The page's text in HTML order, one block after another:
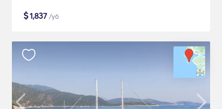
$1,837 /yö